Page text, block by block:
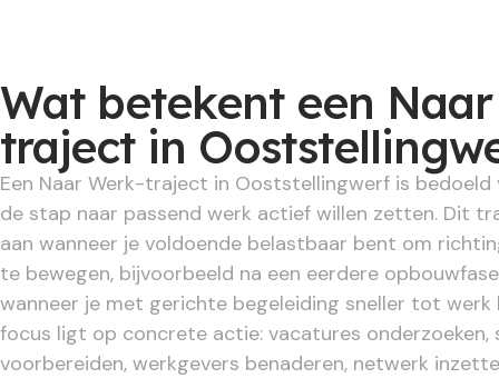
Wat betekent een
traject in
Een Naar Werk-traject in Ooststellingwerf is bedoeld
de stap naar passend werk actief willen zetten. Dit
aan wanneer je voldoende belastbaar bent om
te bewegen, bijvoorbeeld na een eerdere
wanneer je met gerichte begeleiding sneller tot werk
focus ligt op concrete actie: vacatures onderzoeken,
voorbereiden, werkgevers benaderen, netwerk